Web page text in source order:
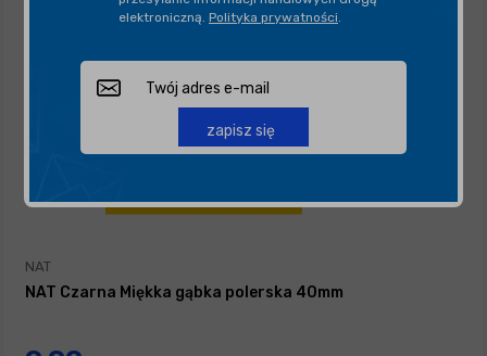
NAT
NAT Czarna Miękka gąbka polerska 40mm
elektroniczną. Polityka prywatności.
zapisz się